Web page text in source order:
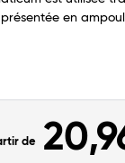
en
de